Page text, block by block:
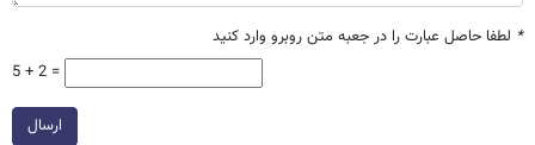
* لطفا حاصل عبارت را در جعبه متن روبرو وارد کنید
5 + 2 =
ارسال